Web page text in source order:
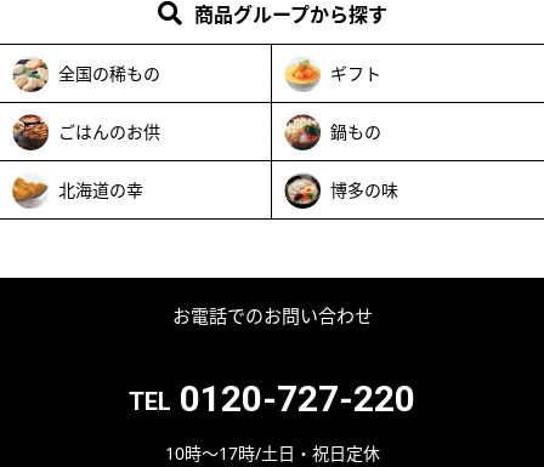
商品グループから探す
全国の稀もの ギフト
ごはんのお供 鍋もの
北海道の幸 博多の味
お電話でのお問い合わせ
TEL 0120-727-220
10時～17時/土日・祝日定休